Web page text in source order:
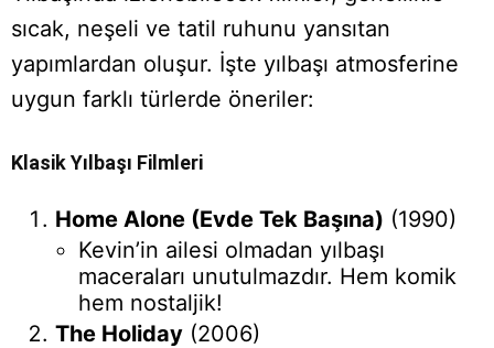
sıcak, neşeli ve tatil ruhunu yansıtan
yapımlardan oluşur. İşte yılbaşı atmosferine
uygun farklı türlerde öneriler:
Klasik Yılbaşı Filmleri
Home Alone (Evde Tek Başına) (1990)
Kevin’in ailesi olmadan yılbaşı
maceraları unutulmazdır. Hem komik
hem nostaljik!
The Holiday (2006)